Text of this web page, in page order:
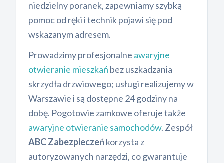
niedzielny poranek, zapewniamy szybką
pomoc od ręki i technik pojawi się pod
wskazanym adresem.
Prowadzimy profesjonalne awaryjne
otwieranie mieszkań bez uszkadzania
skrzydła drzwiowego; usługi realizujemy w
Warszawie i są dostępne 24 godziny na
dobę. Pogotowie zamkowe oferuje także
awaryjne otwieranie samochodów. Zespół
ABC Zabezpieczeńkorzysta z
autoryzowanych narzędzi, co gwarantuje